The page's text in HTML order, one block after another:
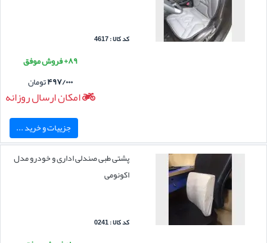
کد کالا : 4617
۸۹+ فروش موفق
۴۹۷/۰۰۰تومان
امکان ارسال روزانه
جزییات و خرید ...
پشتی طبی صندلی اداری و خودرو مدل
اکونومی
کد کالا : 0241